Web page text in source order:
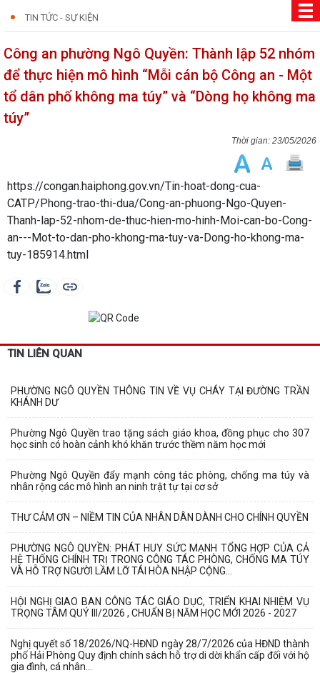
TIN TỨC - SỰ KIỆN
Công an phường Ngô Quyền: Thành lập 52 nhóm
để thực hiện mô hình “Mỗi cán bộ Công an - Một
tổ dân phố không ma túy” và “Dòng họ không ma
túy”
23/05/2026
https://congan.haiphong.gov.vn/Tin-hoat-dong-cua-
CATP/Phong-trao-thi-dua/Cong-an-phuong-Ngo-Quyen-
Thanh-lap-52-nhom-de-thuc-hien-mo-hinh-Moi-can-bo-Cong-
an---Mot-to-dan-pho-khong-ma-tuy-va-Dong-ho-khong-ma-
tuy-185914.html
TIN LIÊN QUAN
PHƯỜNG NGÔ QUYỀN THÔNG TIN VỀ VỤ CHÁY TẠI ĐƯỜNG TRẦN
KHÁNH DƯ
Phường Ngô Quyền trao tặng sách giáo khoa, đồng phục cho 307
học sinh có hoàn cảnh khó khăn trước thềm năm học mới
Phường Ngô Quyền đẩy mạnh công tác phòng, chống ma túy và
nhân rộng các mô hình an ninh trật tự tại cơ sở
THƯ CẢM ƠN – NIỀM TIN CỦA NHÂN DÂN DÀNH CHO CHÍNH QUYỀN
PHƯỜNG NGÔ QUYỀN: PHÁT HUY SỨC MẠNH TỔNG HỢP CỦA CẢ
HỆ THỐNG CHÍNH TRỊ TRONG CÔNG TÁC PHÒNG, CHỐNG MA TÚY
VÀ HỖ TRỢ NGƯỜI LẦM LỠ TÁI HÒA NHẬP CỘNG...
HỘI NGHỊ GIAO BAN CÔNG TÁC GIÁO DỤC, TRIỂN KHAI NHIỆM VỤ
TRỌNG TÂM QUÝ III/2026 , CHUẨN BỊ NĂM HỌC MỚI 2026 - 2027
Nghị quyết số 18/2026/NQ-HĐND ngày 28/7/2026 của HĐND thành
phố Hải Phòng Quy định chính sách hỗ trợ di dời khẩn cấp đối với hộ
gia đình, cá nhân...